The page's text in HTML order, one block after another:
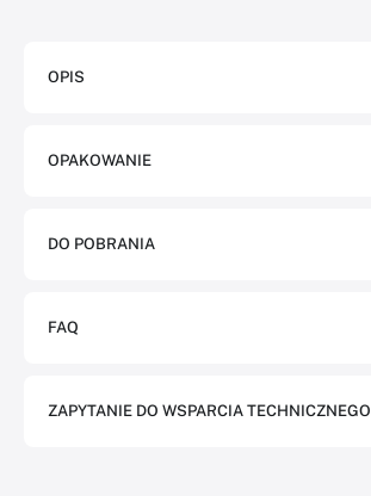
OPIS
OPAKOWANIE
DO POBRANIA
FAQ
ZAPYTANIE DO WSPARCIA TECHNICZNEGO